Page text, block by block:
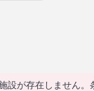
設が存在しません。